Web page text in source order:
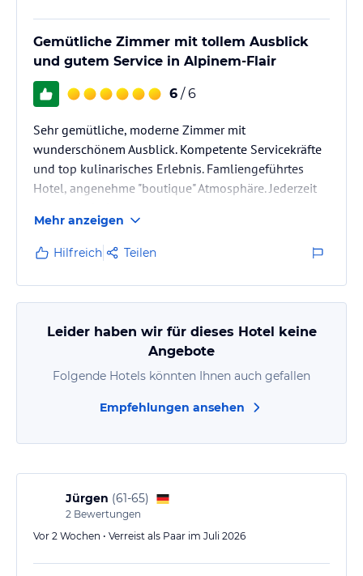
Gemütliche Zimmer mit tollem Ausblick
und gutem Service in Alpinem-Flair
6 / 6
Sehr gemütliche, moderne Zimmer mit
wunderschönem Ausblick. Kompetente Servicekräfte
und top kulinarisches Erlebnis. Famliengeführtes
Hotel, angenehme "boutique" Atmosphäre. Jederzeit
Mehr anzeigen
Hilfreich Teilen
Leider haben wir für dieses Hotel keine
Angebote
Folgende Hotels könnten Ihnen auch gefallen
Empfehlungen ansehen
Jürgen (61-65)
2 Bewertungen
Vor 2 Wochen • Verreist als Paar im Juli 2026